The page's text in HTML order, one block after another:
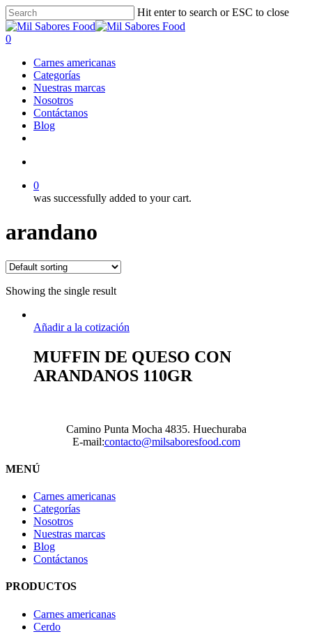
Skip
to
main
Hit enter to search or ESC to close
Close
Search
search
0
Carnes americanas
Categorías
Nuestras marcas
Nosotros
Contáctanos
Blog
0
was successfully added to your cart.
arandano
Showing the single result
Añadir a la cotización
MUFFIN DE QUESO CON
ARANDANOS 110GR
Camino Punta Mocha 4835. Huechuraba
E-mail:contacto@milsaboresfood.com
MENÚ
Carnes americanas
Categorías
Nosotros
Nuestras marcas
Blog
Contáctanos
PRODUCTOS
Carnes americanas
Cerdo